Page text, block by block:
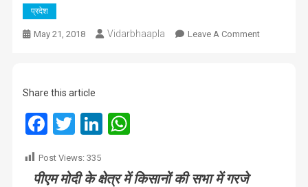
प्रदेश
May 21, 2018 Vidarbhaapla Leave A CommentOn
Share this article
Facebook
TwitterLinkedIn
WhatsApp
Post Views: 335
पीएम मोदी के क्षेत्र में किसानों की सभा में गरजे